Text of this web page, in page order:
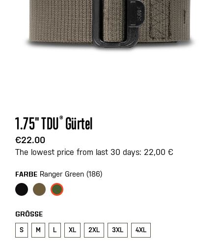
Zum
Anfang
der
Bildgalerie
1.75" TDU® Gürtel
€22.00
The lowest price from last 30 days: 22,00 €
FARBE Ranger Green (186)
GRÖSSE
S M L XL 2XL 3XL 4XL